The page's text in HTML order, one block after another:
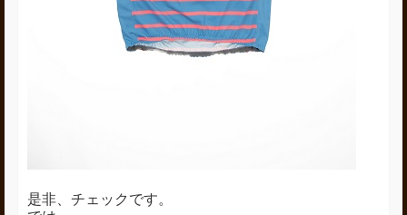
是非、チェックです。